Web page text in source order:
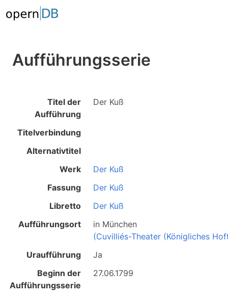
Aufführungsserie
Titel der
Aufführung
Der Kuß
Titelverbindung
Alternativtitel
Werk
Der Kuß
Fassung
Der Kuß
Libretto
Der Kuß
Aufführungsort
in München
(Cuvilliés-Theater (Königliches
Uraufführung
Ja
Beginn der
Aufführungsserie
27.06.1799